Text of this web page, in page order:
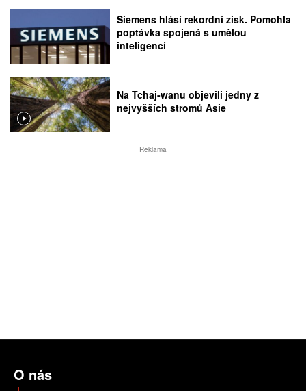
Siemens hlásí rekordní zisk. Pomohla
poptávka spojená s umělou
inteligencí
Na Tchaj-wanu objevili jedny z
nejvyšších stromů Asie
Reklama
O nás